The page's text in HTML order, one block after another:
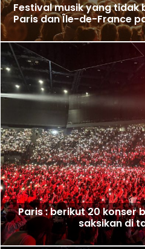
Festival musik yang tidak
Paris dan Île-de-France
Paris : berikut 20 konser
saksikan di